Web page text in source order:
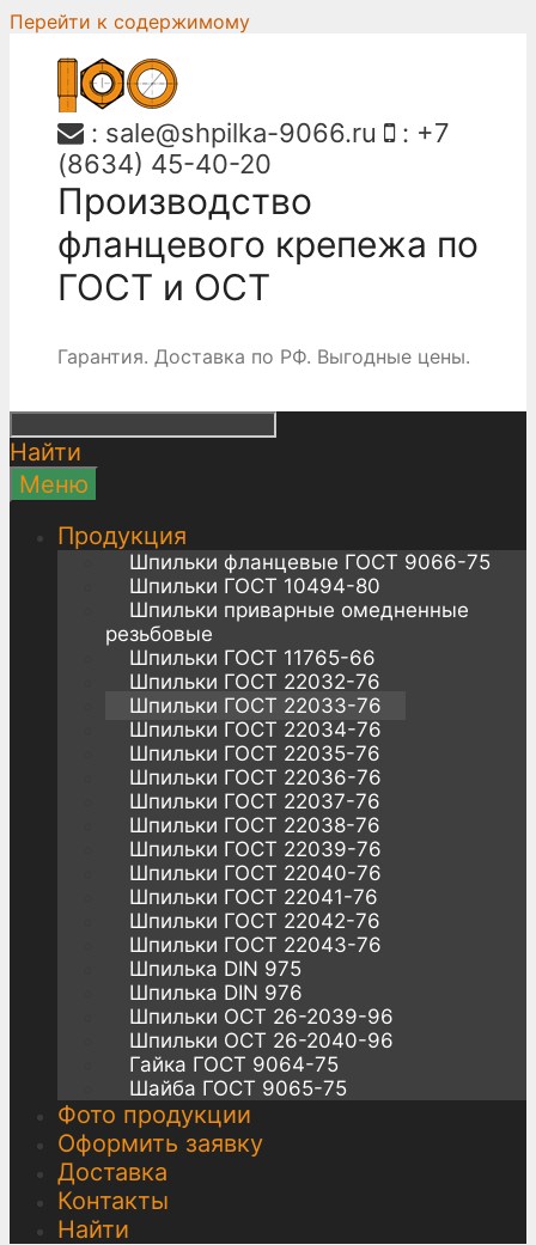
Перейти к содержимому
: sale@shpilka-9066.ru : +7
(8634) 45-40-20
Производство
фланцевого крепежа по
ГОСТ и ОСТ
Гарантия. Доставка по РФ. Выгодные цены.
Найти
Меню
Продукция
Шпильки фланцевые ГОСТ 9066-75
Шпильки ГОСТ 10494-80
Шпильки приварные омедненные
резьбовые
Шпильки ГОСТ 11765-66
Шпильки ГОСТ 22032-76
Шпильки ГОСТ 22033-76
Шпильки ГОСТ 22034-76
Шпильки ГОСТ 22035-76
Шпильки ГОСТ 22036-76
Шпильки ГОСТ 22037-76
Шпильки ГОСТ 22038-76
Шпильки ГОСТ 22039-76
Шпильки ГОСТ 22040-76
Шпильки ГОСТ 22041-76
Шпильки ГОСТ 22042-76
Шпильки ГОСТ 22043-76
Шпилька DIN 975
Шпилька DIN 976
Шпильки ОСТ 26-2039-96
Шпильки ОСТ 26-2040-96
Гайка ГОСТ 9064-75
Шайба ГОСТ 9065-75
Фото продукции
Оформить заявку
Доставка
Контакты
Найти